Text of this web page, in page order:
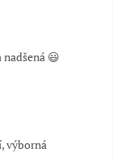
😃
výborná